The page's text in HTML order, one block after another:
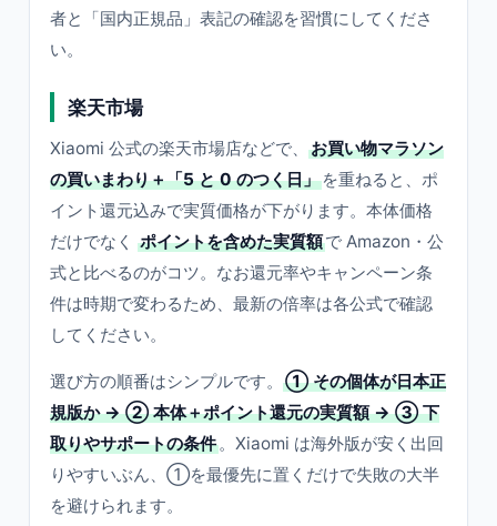
者と「国内正規品」表記の確認を習慣にしてくださ
い。
楽天市場
Xiaomi 公式の楽天市場店などで、
お買い物マラソン
の買いまわり＋「5 と 0 のつく日」 を重ねると、ポ
イント還元込みで実質価格が下がります。本体価格
だけでなく ポイントを含めた実質額で Amazon・公
式と比べるのがコツ。なお還元率やキャンペーン条
件は時期で変わるため、最新の倍率は各公式で確認
してください。
選び方の順番はシンプルです。
① その個体が日本正
規版か → ② 本体＋ポイント還元の実質額 → ③ 下
取りやサポートの条件。Xiaomi は海外版が安く出回
りやすいぶん、①を最優先に置くだけで失敗の大半
を避けられます。